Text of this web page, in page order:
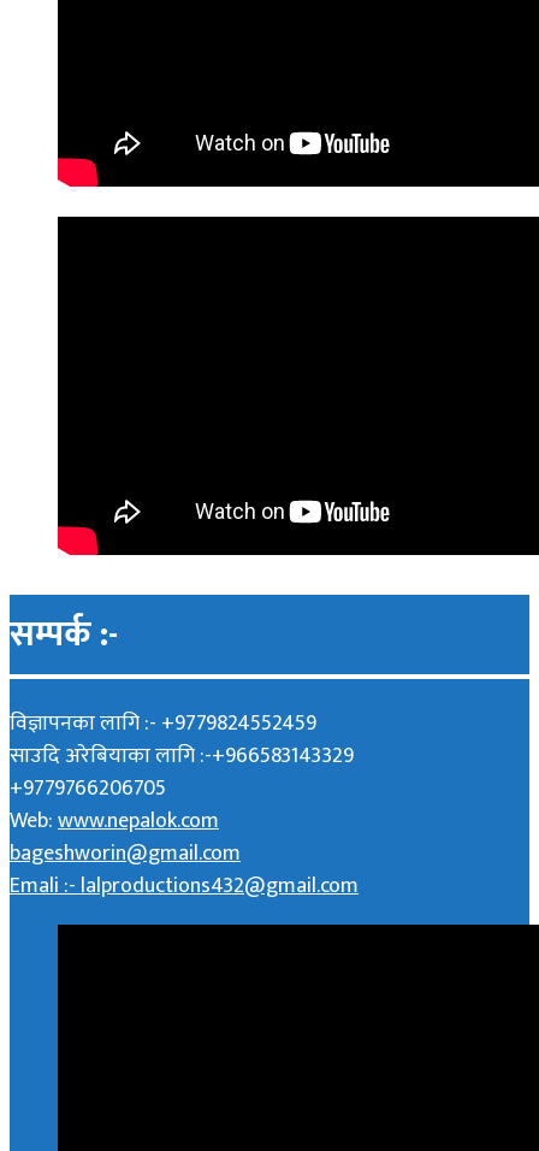
सम्पर्क :-
विज्ञापनका लागि :- +9779824552459
साउदि अरेबियाका लागि :-+966583143329
+9779766206705
Web:www.nepalok.com
bageshworin@gmail.com
Emali :- lalproductions432@gmail.com